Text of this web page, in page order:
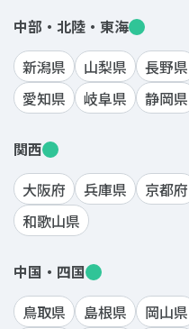
中部・北陸・東海
新潟県
山梨県 長野県
愛知県
岐阜県 静岡県
関西
大阪府
兵庫県 京都府
和歌山県
中国・四国
鳥取県
島根県 岡山県